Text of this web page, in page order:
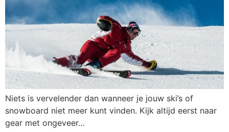
Niets is vervelender dan wanneer je jouw ski’s of
snowboard niet meer kunt vinden. Kijk altijd eerst naar
gear met ongeveer…